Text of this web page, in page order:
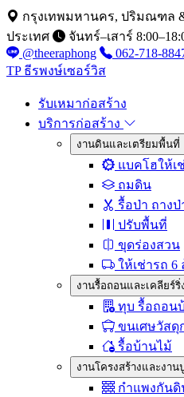
กรุงเทพมหานคร, ปริมณฑล
ประเทศ
จันทร์–เสาร์
@theeraphong
062-718-
TP ธีรพงษ์เซอร์วิส
รับเหมาก่อสร้าง
บริการก่อสร้าง
งานดินและเตรียมพื้นที่
แบคโฮให้เ
ถมดิน
รื้อป่า ถางป่
ปรับพื้นที่
ขุดร่องสวน
ให้เช่ารถ 6
งานรื้อถอนและเคลียร์ริ่
ทุบ รื้อถอน
ขนเศษวัสดุ
รื้อบ้านไม้
งานโครงสร้างและงาน
กำแพงกันดิ